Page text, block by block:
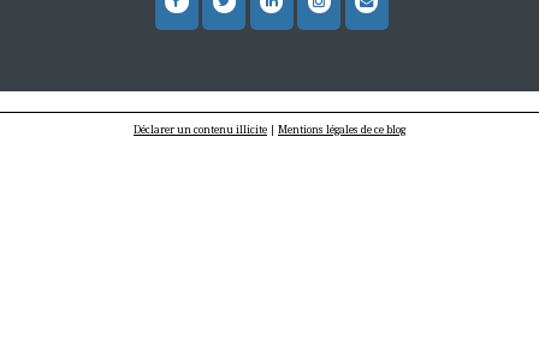
Déclarer un contenu illicite | Mentions légales de ce blog